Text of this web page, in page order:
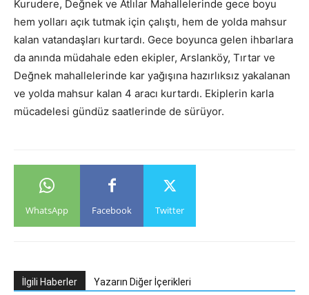
Kurudere, Değnek ve Atlılar Mahallelerinde gece boyu
hem yolları açık tutmak için çalıştı, hem de yolda mahsur
kalan vatandaşları kurtardı. Gece boyunca gelen ihbarlara
da anında müdahale eden ekipler, Arslanköy, Tırtar ve
Değnek mahallelerinde kar yağışına hazırlıksız yakalanan
ve yolda mahsur kalan 4 aracı kurtardı. Ekiplerin karla
mücadelesi gündüz saatlerinde de sürüyor.
WhatsApp Facebook Twitter
İlgili Haberler Yazarın Diğer İçerikleri